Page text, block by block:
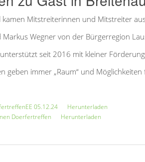
kamen Mitstreiterinnen und Mitstreiter
Markus Wegner von der Bürgerregion
unterstützt seit 2016 mit kleiner
geben immer „Raum“ und
05.12.24
Herunterladen
Doerfertreffen
Herunterladen